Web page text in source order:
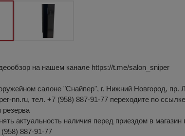
на нашем канале https://t.me/salon_sniper
салоне "Снайпер", г. Нижний Новгород, пр.
nn.ru, тел. +7 (958) 887-91-77 переходите по
резерва
актуальность наличия перед приездом в магазин
887-91-77